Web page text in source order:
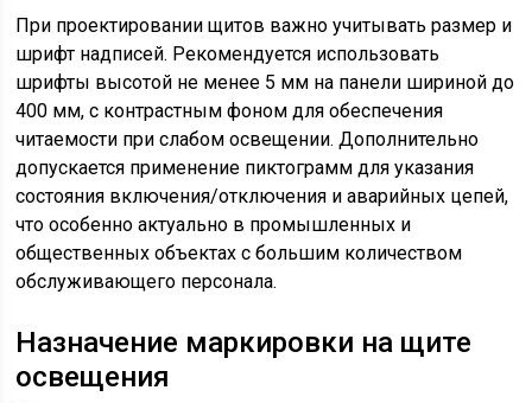
При проектировании щитов важно учитывать размер и
шрифт надписей. Рекомендуется использовать
шрифты высотой не менее 5 мм на панели шириной до
400 мм, с контрастным фоном для обеспечения
читаемости при слабом освещении. Дополнительно
допускается применение пиктограмм для указания
состояния включения/отключения и аварийных цепей,
что особенно актуально в промышленных и
общественных объектах с большим количеством
обслуживающего персонала.
Назначение маркировки на щите
освещения